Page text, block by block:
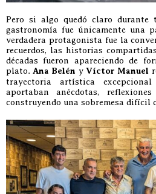
Pero si algo quedó claro durante
gastronomía fue únicamente una
verdadera protagonista fue la
recuerdos, las historias
décadas fueron apareciendo de
plato. Ana Belén y Víctor Manuel
trayectoria artística
aportaban anécdotas,
construyendo una sobremesa difícil